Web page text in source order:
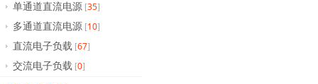
单通道直流电源 [35]
多通道直流电源 [10]
直流电子负载 [67]
交流电子负载 [0]